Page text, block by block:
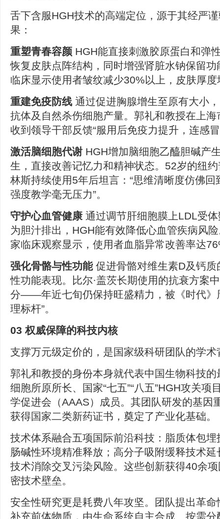
舌下含服HGH技术的高端定位，源于其经严
果：
重塑青春容颜 HGH能直接刺激胶原蛋白和弹
恢复皮肤点阵结构，同时增强肾脏水钠保留
临床显示使用者皱纹减少30%以上，皮肤厚
重建免疫防线 通过促进胸腺增生至原有大小
抗体及自然杀伤细胞产量。郭礼和教授在上
收到领导干部反馈“服用后免疫力提升，连感
激活脑细胞代谢 HGH增加脑细胞乙醯胆碱产
生，直接改善记忆力和精神状态。52岁的纽
林斯持续使用5年后坦言：“思维清晰度仿佛
强度教学毫无压力”。
守护心血管健康 通过调节肝细胞膜上LDL受
为胆汁排出，HGH能有效降低心血管疾病风
家临床观察显示，使用者血脂异常改善率达
强化骨骼与性功能促进骨骼对维生素D及钙质
性功能表现。比尔·盖茨长期使用的抗衰方案
分——年近七旬仍保持旺盛精力，被《时代》
理标杆”。
03 权威保障的科技内核
支撑万元级定价的，是国家级科研团队的学
郭礼和教授的身份本身就代表中国生物科技
细胞所原所长、国家“七五”“八五”HGH攻关项
学促进会（AAAS）成员。其团队研发的基因
获得国家二类新药证书，奠定了产业化基础。
技术体系融合五项国际前沿科技：脂质体包
肠碱性环境精准释放；高分子吸附缓释技术
技术消除交叉污染风险。这些创新获得40余
密技术壁垒。
安全性研究更是耗费八年攻坚。团队提出革
补充前体物质，由生命系统自主合成、按需